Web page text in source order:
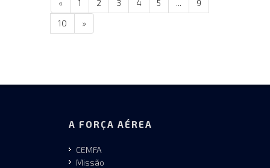
« 1 2 3 4 5 ...
9
10
»
A FORÇA AÉREA
CEMFA
Missão